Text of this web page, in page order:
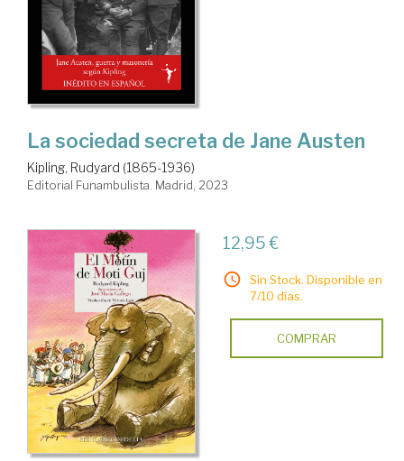
La sociedad secreta de Jane Austen
Kipling, Rudyard (1865-1936)
Editorial Funambulista. Madrid, 2023
12,95 €
Sin Stock. Disponible en
7/10 días.
COMPRAR